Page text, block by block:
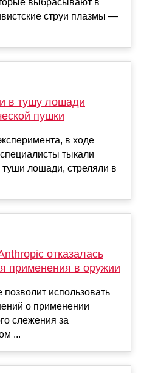
выбрасывают в
струи плазмы —
в тушу лошади
пушки
в ходе
тыкали
лошади, стреляли в
отказалась
применения в оружии
использовать
о применении
слежения за
...